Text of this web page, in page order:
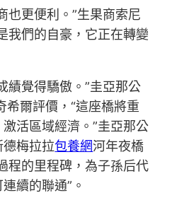
也更便利。”生果商索尼
我們的自豪，它正在轉變
績覺得驕傲。”圭亞那公
希爾評價，“這座橋將重
活區域經濟。”圭亞那公
德梅拉拉包養網河年夜橋
程的里程碑，為子孫后代
續的聯通”。